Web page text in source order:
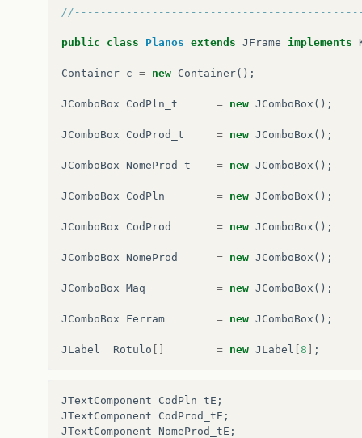
public class Planos extends JFrame implements
Container c = new Container();
JComboBox CodPln_t = new JComboBox ();
JComboBox CodProd_t = new JComboBox ();
JComboBox NomeProd_t = new JComboBox ();
JComboBox CodPln = new JComboBox ();
JComboBox CodProd = new JComboBox ();
JComboBox NomeProd = new JComboBox ();
JComboBox Maq = new JComboBox ();
JComboBox Ferram = new JComboBox ();
JLabel Rotulo = new JLabel 8 ;
JTextComponent CodPln_tE ;
JTextComponent
CodProd_tE ;
JTextComponent NomeProd_tE ;